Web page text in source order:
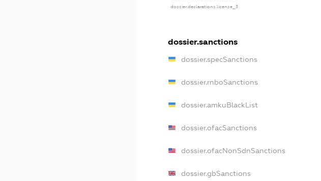
dossier.declarations.license_3
dossier.sanctions
dossier.specSanctions
dossier.rnboSanctions
dossier.amkuBlackList
dossier.ofacSanctions
dossier.ofacNonSdnSanctions
dossier.gbSanctions